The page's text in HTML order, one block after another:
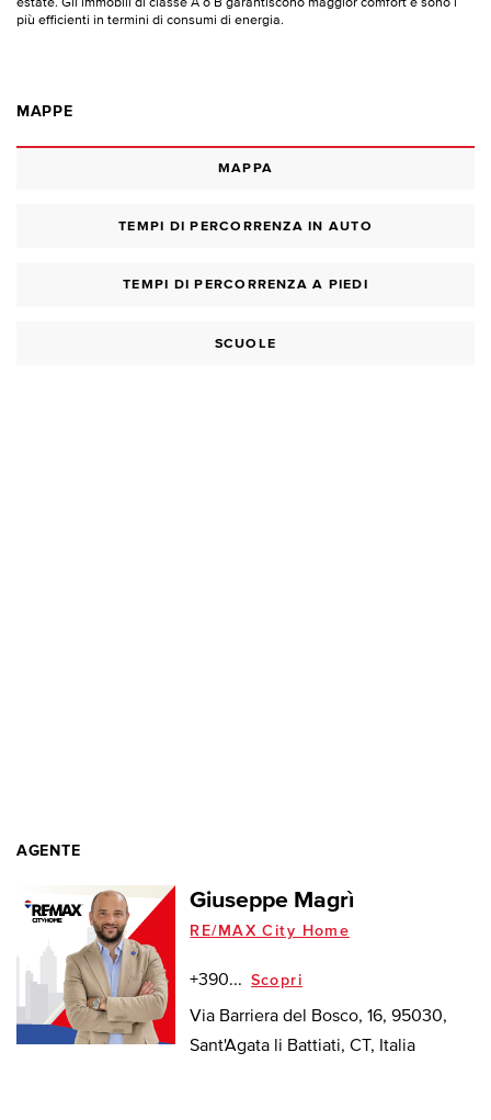
estate. Gli immobili di classe A o B garantiscono maggior comfort e sono i
più efficienti in termini di consumi di energia.
MAPPE
MAPPA
TEMPI DI PERCORRENZA IN AUTO
TEMPI DI PERCORRENZA A PIEDI
SCUOLE
AGENTE
Giuseppe Magrì
RE/MAX City Home
+390... Scopri
Via Barriera del Bosco, 16, 95030,
Sant'Agata li Battiati, CT, Italia